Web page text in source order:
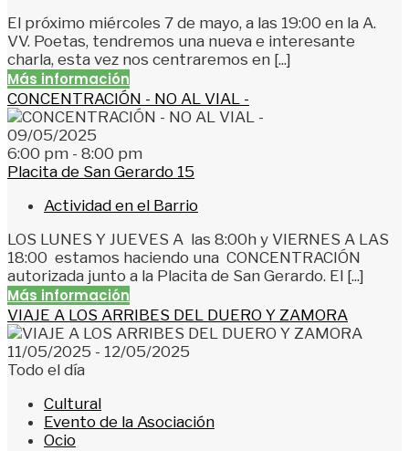
El próximo miércoles 7 de mayo, a las 19:00 en la A.
VV. Poetas, tendremos una nueva e interesante
charla, esta vez nos centraremos en [...]
Más información
CONCENTRACIÓN - NO AL VIAL -
09/05/2025
6:00 pm - 8:00 pm
Placita de San Gerardo 15
Actividad en el Barrio
LOS LUNES Y JUEVES A las 8:00h y VIERNES A LAS
18:00 estamos haciendo una CONCENTRACIÓN
autorizada junto a la Placita de San Gerardo. El [...]
Más información
VIAJE A LOS ARRIBES DEL DUERO Y ZAMORA
11/05/2025 - 12/05/2025
Todo el día
Cultural
Evento de la Asociación
Ocio